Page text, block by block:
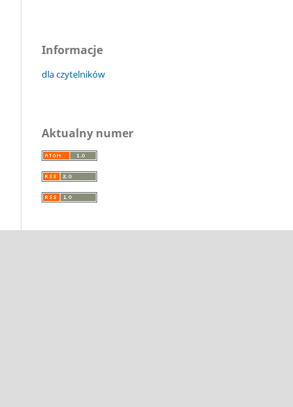
Informacje
dla czytelników
Aktualny numer